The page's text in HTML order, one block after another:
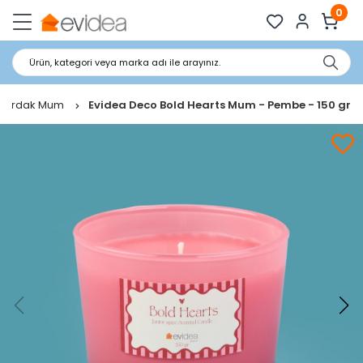
0
Ürün, kategori veya marka adı ile arayınız.
Mum Evidea Deco Bold Hearts Mum - Pembe - 150 gr